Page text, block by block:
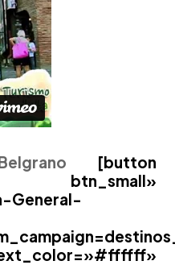
[button
General-